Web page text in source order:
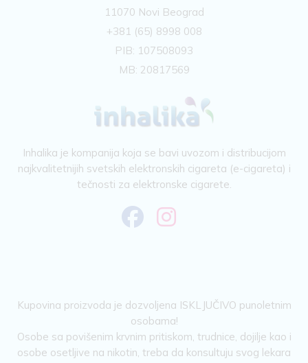
11070 Novi Beograd
+381 (65) 8998 008
PIB: 107508093
MB: 20817569
Inhalika je kompanija koja se bavi uvozom i distribucijom
najkvalitetnijih svetskih elektronskih cigareta (e-cigareta) i
tečnosti za elektronske cigarete.
Kupovina proizvoda je dozvoljena ISKLJUČIVO punoletnim
osobama!
Osobe sa povišenim krvnim pritiskom, trudnice, dojilje kao i
osobe osetljive na nikotin, treba da konsultuju svog lekara